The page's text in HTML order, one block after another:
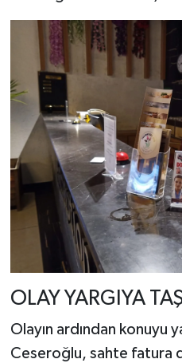
OLAY YARGIYA
Olayın ardından konuyu
Ceseroğlu, sahte fatura